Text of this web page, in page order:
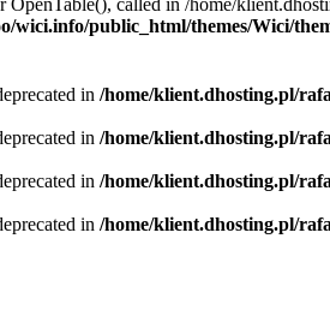
wici.info/public_html/themes/Wici/
in /home/klient.dhosting.pl/
in /home/klient.dhosting.pl/
in /home/klient.dhosting.pl/
in /home/klient.dhosting.pl/